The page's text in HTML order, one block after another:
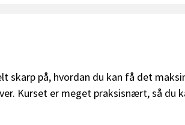
på, hvordan du kan få det
Kurset er meget praksisnært, så du